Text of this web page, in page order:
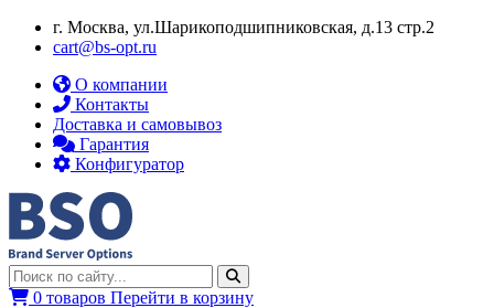
г. Москва, ул.​​Шарикоподшипниковская, д.13 стр.2
cart@bs-opt.ru
О компании
Контакты
Доставка и самовывоз
Гарантия
Конфигуратор
0 товаров Перейти в корзину